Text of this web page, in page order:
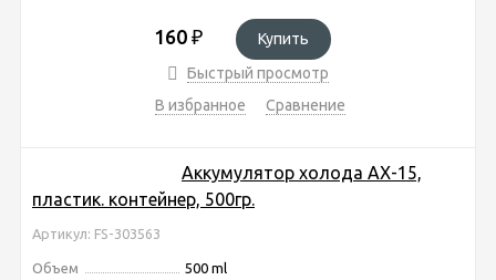
160 ₽
Купить
Быстрый просмотр
В избранное
Сравнение
Аккумулятор холода AX-15,
пластик. контейнер, 500гр.
Артикул: FS-303563
Объем 500 ml